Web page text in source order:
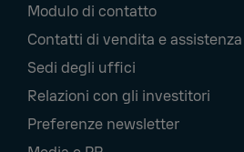
Navigation
Modulo di contatto
Contatti di vendita e assistenza
Sedi degli uffici
Relazioni con gli investitori
Preferenze newsletter